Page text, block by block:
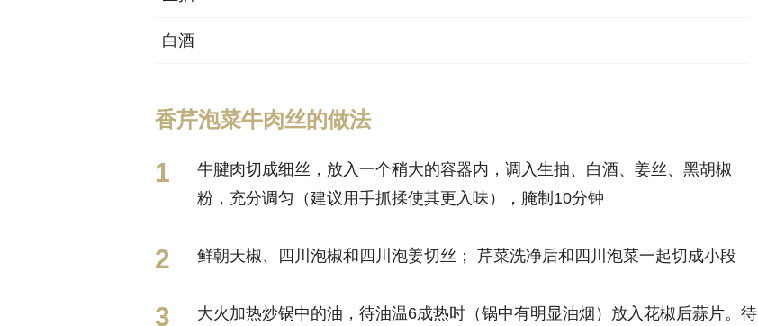
白酒
香芹泡菜牛肉丝的做法
牛腱肉切成细丝，放入一个稍大的容器内，调入生抽、白酒、姜丝、黑胡椒
粉，充分调匀（建议用手抓揉使其更入味），腌制10分钟
鲜朝天椒、四川泡椒和四川泡姜切丝； 芹菜洗净后和四川泡菜一起切成小段
大火加热炒锅中的油，待油温6成热时（锅中有明显油烟）放入花椒后蒜片。待